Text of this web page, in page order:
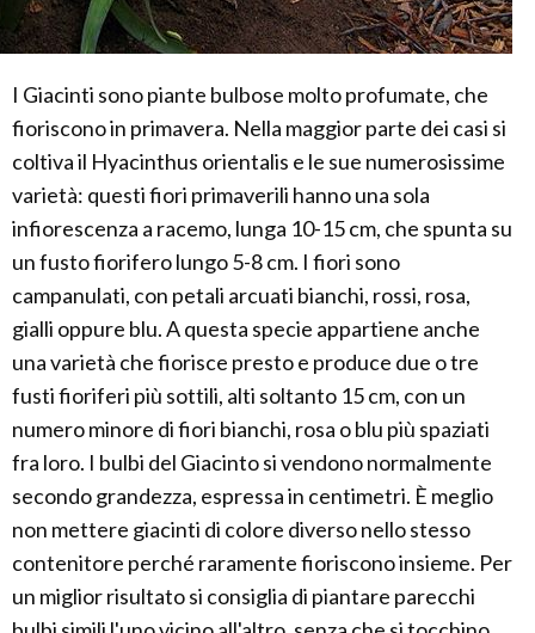
I Giacinti sono piante bulbose molto profumate, che
fioriscono in primavera. Nella maggior parte dei casi si
coltiva il Hyacinthus orientalis e le sue numerosissime
varietà: questi fiori primaverili hanno una sola
infiorescenza a racemo, lunga 10-15 cm, che spunta su
un fusto fiorifero lungo 5-8 cm. I fiori sono
campanulati, con petali arcuati bianchi, rossi, rosa,
gialli oppure blu. A questa specie appartiene anche
una varietà che fiorisce presto e produce due o tre
fusti fioriferi più sottili, alti soltanto 15 cm, con un
numero minore di fiori bianchi, rosa o blu più spaziati
fra loro. I bulbi del Giacinto si vendono normalmente
secondo grandezza, espressa in centimetri. È meglio
non mettere giacinti di colore diverso nello stesso
contenitore perché raramente fioriscono insieme. Per
un miglior risultato si consiglia di piantare parecchi